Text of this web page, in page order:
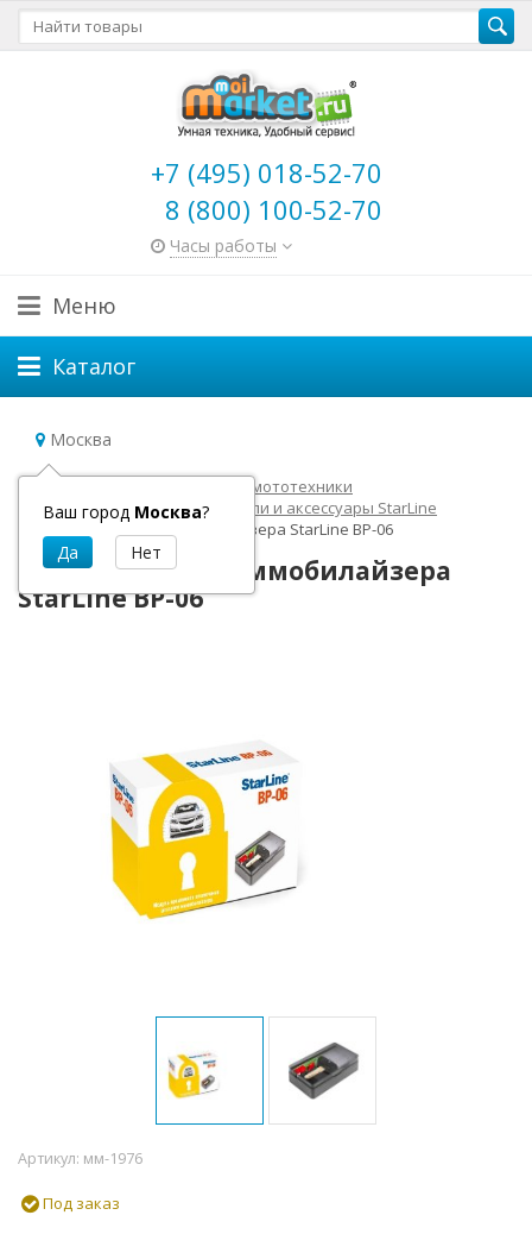
+7 (495) 018-52-70
8 (800) 100-52-70
Часы работы
Меню
Каталог
Москва
Ваш город Москва?
Главная
Товары для авто и мототехники
Автосигнализации
Модули и аксессуары StarLine
Модуль обхода иммобилайзера StarLine BP-06
Модуль обхода иммобилайзера
StarLine BP-06
Артикул: мм-1976
Под заказ